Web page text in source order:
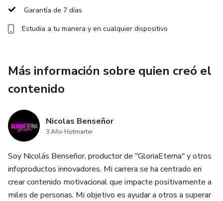
guiaron a Manuel en su travesía. No son sólo reglas, son la
ser la diferencia entre el éxito y el fracaso.
Lanzar un MVP (Producto Mínimo Viable): No esperes a
tener el producto perfecto. Descubre cómo lanzar una
versión que te permita aprender rápidamente y adaptarte
según las necesidades del mercado.
Escalar: Una vez que tienes un producto que la gente
quiere, es hora de llevarlo al siguiente nivel. Aprende
estrategias y tácticas para crecer y multiplicar tus ingresos.
Garantía de 7 días
Estudia a tu manera y en cualquier dispositivo
Más información sobre quien creó el
contenido
Nicolas Benseñor
3 Año Hotmarter
Soy Nicolás Benseñor, productor de "GloriaEterna" y otros
infoproductos innovadores. Mi carrera se ha centrado en
crear contenido motivacional que impacte positivamente a
miles de personas. Mi objetivo es ayudar a otros a superar